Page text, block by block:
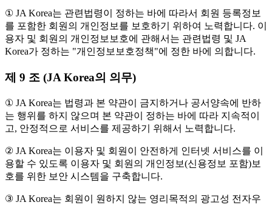
① JA Korea는 관련법령이 정하는 바에 따라서 회원 등록정보
를 포함한 회원의 개인정보를 보호하기 위하여 노력합니다. 이
용자 및 회원의 개인정보보호에 관해서는 관련법령 및 JA
Korea가 정하는 "개인정보보호정책"에 정한 바에 의합니다.
제 9 조 (JA Korea의 의무)
① JA Korea는 법령과 본 약관이 금지하거나 공서양속에 반하
는 행위를 하지 않으며 본 약관이 정하는 바에 따라 지속적이
고, 안정적으로 서비스를 제공하기 위해서 노력합니다.
② JA Korea는 이용자 및 회원이 안전하게 인터넷 서비스를 이
용할 수 있도록 이용자 및 회원의 개인정보(신용정보 포함)보
호를 위한 보안 시스템을 구축합니다.
③ JA Korea는 회원이 원하지 않는 영리목적의 광고성 전자우